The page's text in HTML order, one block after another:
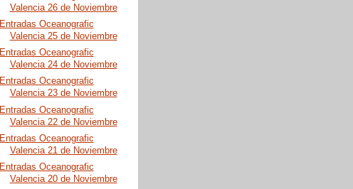
Valencia 26 de Noviembre
Entradas Oceanografic
Valencia 25 de Noviembre
Entradas Oceanografic
Valencia 24 de Noviembre
Entradas Oceanografic
Valencia 23 de Noviembre
Entradas Oceanografic
Valencia 22 de Noviembre
Entradas Oceanografic
Valencia 21 de Noviembre
Entradas Oceanografic
Valencia 20 de Noviembre